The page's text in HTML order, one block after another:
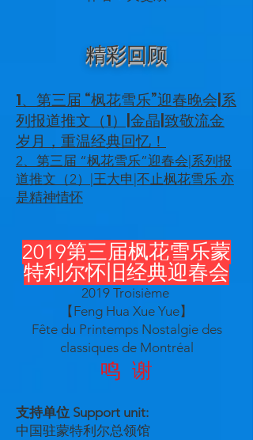
精彩回顾
1、第三届 “枫花雪乐”迎春晚会|系
列报道推文（1）|金晶|致敬流金
岁月，重温经典回忆！
2、第三届 “枫花雪乐”迎春会|系列报
道推文（2）|王大申|不止枫花雪乐 亦
是精神情怀
2019第三届枫花雪乐蒙
特利尔怀旧经典迎春会
2019 Troisième
【Feng Hua Xue Yue】
Fête du Printemps Nostalgie des
classiques de Montréal
鸣 谢
支持单位 Support unit:
中国驻蒙特利尔总领馆